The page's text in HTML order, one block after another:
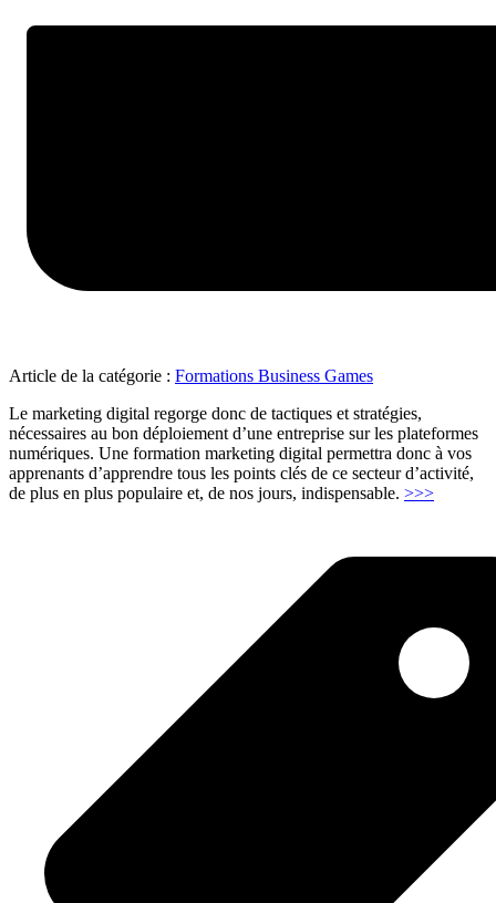
Article de la catégorie : Formations Business Games
Le marketing digital regorge donc de tactiques et stratégies,
nécessaires au bon déploiement d’une entreprise sur les plateformes
numériques. Une formation marketing digital permettra donc à vos
apprenants d’apprendre tous les points clés de ce secteur d’activité,
de plus en plus populaire et, de nos jours, indispensable. >>>